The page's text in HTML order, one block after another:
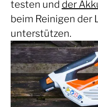
testen und der
beim Reinigen der
unterstützen.